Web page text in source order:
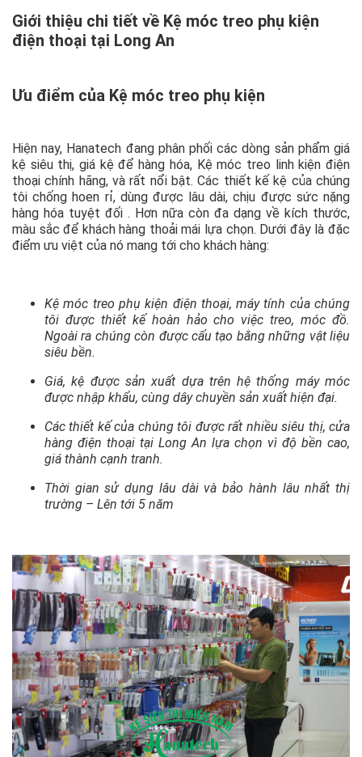
Giới thiệu chi tiết về Kệ móc treo phụ kiện
điện thoại tại Long An
Ưu điểm của Kệ móc treo phụ kiện
Hiện nay, Hanatech đang phân phối các dòng sản phẩm giá
kệ siêu thị, giá kệ để hàng hóa, Kệ móc treo linh kiện điện
thoại chính hãng, và rất nổi bật. Các thiết kế kệ của chúng
tôi chống hoen rỉ, dùng được lâu dài, chịu được sức nặng
hàng hóa tuyệt đối . Hơn nữa còn đa dạng về kích thước,
màu sắc để khách hàng thoải mái lựa chọn. Dưới đây là đặc
điểm ưu việt của nó mang tới cho khách hàng:
Kệ móc treo phụ kiện điện thoại, máy tính của chúng
tôi được thiết kế hoàn hảo cho việc treo, móc đồ.
Ngoài ra chúng còn được cấu tạo bằng những vật liệu
siêu bền.
Giá, kệ được sản xuất dựa trên hệ thống máy móc
được nhập khẩu, cùng dây chuyền sản xuất hiện đại.
Các thiết kế của chúng tôi được rất nhiều siêu thị, cửa
hàng điện thoại tại Long An lựa chọn vì độ bền cao,
giá thành cạnh tranh.
Thời gian sử dụng lâu dài và bảo hành lâu nhất thị
trường – Lên tới 5 năm